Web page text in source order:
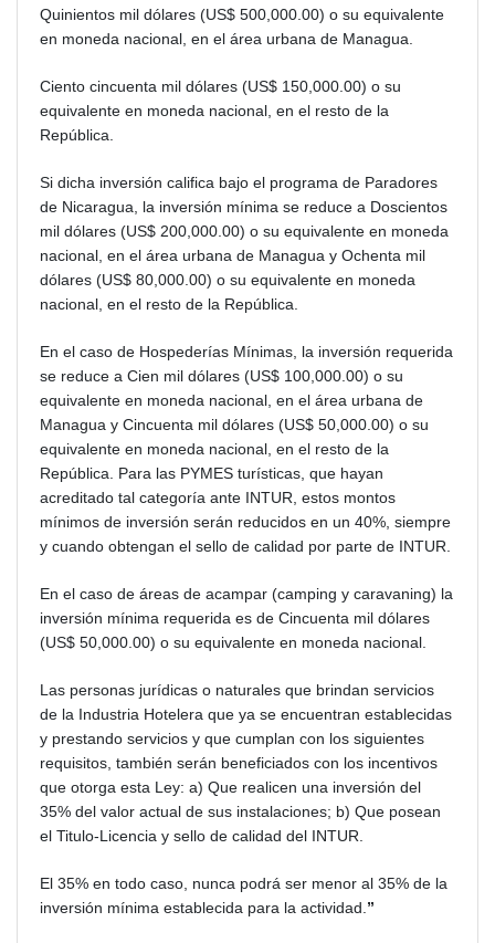
Quinientos mil dólares (US$ 500,000.00) o su equivalente
en moneda nacional, en el área urbana de Managua.
Ciento cincuenta mil dólares (US$ 150,000.00) o su
equivalente en moneda nacional, en el resto de la
República.
Si dicha inversión califica bajo el programa de Paradores
de Nicaragua, la inversión mínima se reduce a Doscientos
mil dólares (US$ 200,000.00) o su equivalente en moneda
nacional, en el área urbana de Managua y Ochenta mil
dólares (US$ 80,000.00) o su equivalente en moneda
nacional, en el resto de la República.
En el caso de Hospederías Mínimas, la inversión requerida
se reduce a Cien mil dólares (US$ 100,000.00) o su
equivalente en moneda nacional, en el área urbana de
Managua y Cincuenta mil dólares (US$ 50,000.00) o su
equivalente en moneda nacional, en el resto de la
República. Para las PYMES turísticas, que hayan
acreditado tal categoría ante INTUR, estos montos
mínimos de inversión serán reducidos en un 40%, siempre
y cuando obtengan el sello de calidad por parte de INTUR.
En el caso de áreas de acampar (camping y caravaning) la
inversión mínima requerida es de Cincuenta mil dólares
(US$ 50,000.00) o su equivalente en moneda nacional.
Las personas jurídicas o naturales que brindan servicios
de la Industria Hotelera que ya se encuentran establecidas
y prestando servicios y que cumplan con los siguientes
requisitos, también serán beneficiados con los incentivos
que otorga esta Ley: a) Que realicen una inversión del
35% del valor actual de sus instalaciones; b) Que posean
el Titulo-Licencia y sello de calidad del INTUR.
El 35% en todo caso, nunca podrá ser menor al 35% de la
inversión mínima establecida para la actividad. ”